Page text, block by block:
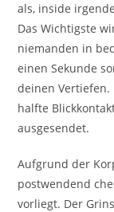
als, inside
Das Wichtigste
niemanden in
einen Sekunde
deinen Vertiefen.
halfte
ausgesendet.
Aufgrund der
postwendend
vorliegt. Der